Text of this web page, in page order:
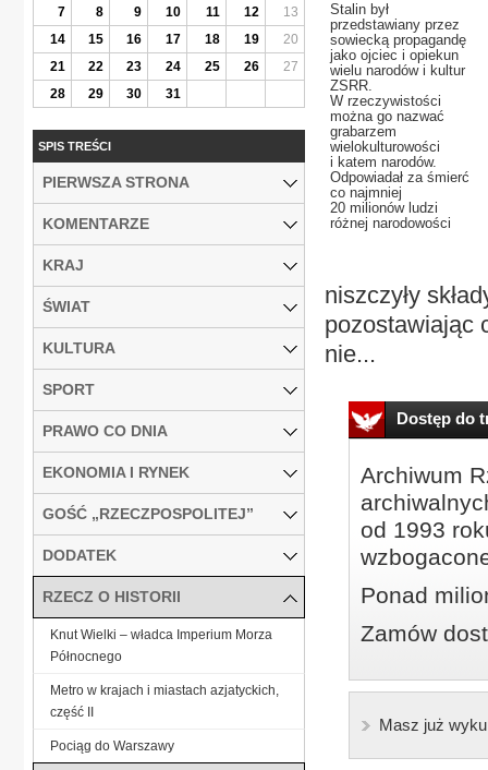
Stalin był
przedstawiany przez
sowiecką propagandę
jako ojciec i opiekun
wielu narodów i kultur
ZSRR.
W rzeczywistości
można go nazwać
grabarzem
wielokulturowości
i katem narodów.
Odpowiadał za śmierć
co najmniej
20 milionów ludzi
różnej narodowości
niszczyły
pozostawiając
nie...
Dostęp do
Archiwum
od 1993
Ponad
Zamów
Masz już
7
8 9 10 11 12
13
14
15 16 17 18 19
20
21
22 23 24 25 26
27
28
29 30 31
SPIS TREŚCI
PIERWSZA STRONA
KOMENTARZE
KRAJ
ŚWIAT
KULTURA
SPORT
PRAWO CO DNIA
EKONOMIA I RYNEK
GOŚĆ „RZECZPOSPOLITEJ”
DODATEK
RZECZ O HISTORII
Knut Wielki – władca Imperium Morza
Północnego
Metro w krajach i miastach azjatyckich,
część II
Pociąg do Warszawy